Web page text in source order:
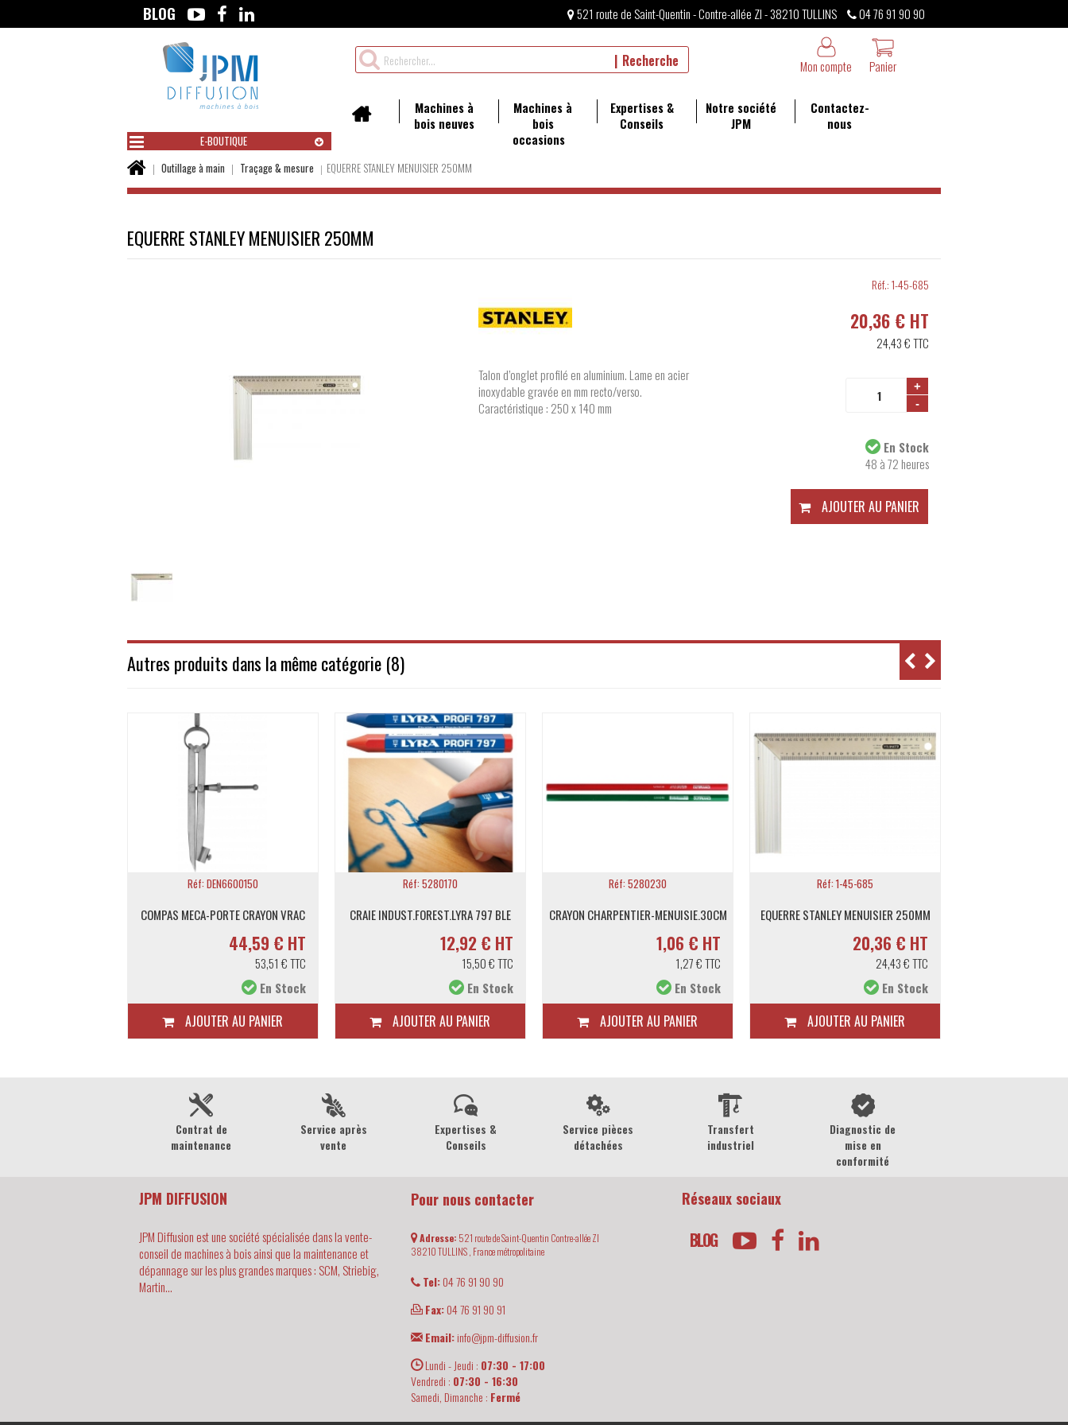
BLOG 521 route de Saint-Quentin - Contre-allée ZI - 38210 TULLINS
04 76 91 90 90
Rechercher
un
Recherche Panier
Mon compte
Machines à
bois neuves
Machines à
bois
occasions
Expertises &
Conseils
Notre société
JPM
Contactez-
nous
E-BOUTIQUE
Vous
ici :
Outillage à main Traçage & mesure EQUERRE STANLEY MENUISIER 250MM
EQUERRE STANLEY MENUISIER 250MM
Talon d’onglet profilé en aluminium. Lame en acier
inoxydable gravée en mm recto/verso.
Caractéristique : 250 x 140 mm
Réf.:1-45-685
20,36 € HT
24,43 €TTC
+
-
En Stock
48 à 72 heures
AJOUTER AU PANIER
Autres produits dans la même catégorie (8)
Réf: DEN6600150
COMPAS MECA-PORTE CRAYON VRAC
44,59 € HT
53,51 € TTC
En Stock
AJOUTER AU PANIER
Réf: 5280170
CRAIE INDUST.FOREST.LYRA 797 BLE
12,92 € HT
15,50 € TTC
En Stock
AJOUTER AU PANIER
Réf: 5280230
CRAYON CHARPENTIER-MENUISIE.30CM
1,06 € HT
1,27 € TTC
En Stock
AJOUTER AU PANIER
Réf: 1-45-685
EQUERRE STANLEY MENUISIER 250MM
20,36 € HT
24,43 € TTC
En Stock
AJOUTER AU PANIER
Contrat de
maintenance
Service après
vente
Expertises &
Conseils
Service pièces
détachées
Transfert
industriel
Diagnostic de
mise en
conformité
JPM DIFFUSION
JPM Diffusion est une société spécialisée dans la vente-
conseil de machines à bois ainsi que la maintenance et
dépannage sur les plus grandes marques : SCM, Striebig,
Martin...
Pour nous contacter
Adresse: 521 route de Saint-Quentin Contre-allée ZI
38210TULLINS , France métropolitaine
Tel:04 76 91 90 90
Fax:04 76 91 90 91
Email:info@jpm-diffusion.fr
Lundi - Jeudi : 07:30 - 17:00
Vendredi : 07:30 - 16:30
Samedi, Dimanche : Fermé
Réseaux sociaux
BLOG